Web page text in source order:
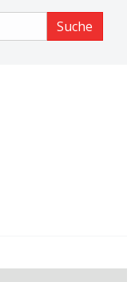
Suche